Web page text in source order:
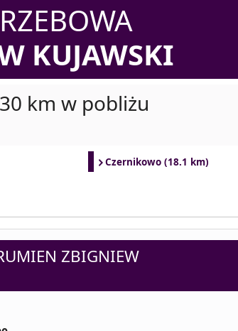
KUJAWSKI
km w pobliżu
Czernikowo (18.1 km)
ZBIGNIEW